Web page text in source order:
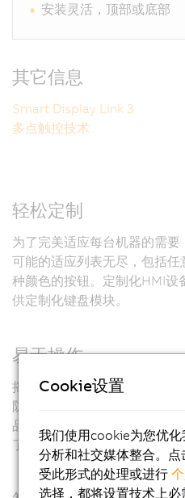
安装灵活，顶部或底部
其它信息
Smart Display Link 3
多点触控技术
轻松定制
为了完美适应每台机器的需要
可能的适应列表无尽，包括
种颜色的按钮。定制化HMI设
供定制化键盘模块。
易于操作
摇臂设备可以使用触摸屏或
防止无意中触发关键操作。
品线。按钮、选择开关、钥
了用户的舒适感。
Cookie设置
我们使用cookie为您优
分析和社交媒体整合。
受此形式的处理或进行
选择，都将设置技术上